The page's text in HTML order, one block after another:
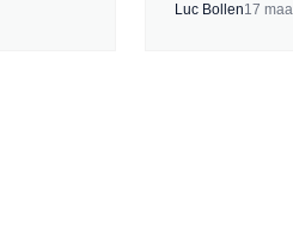
Luc Bollen17